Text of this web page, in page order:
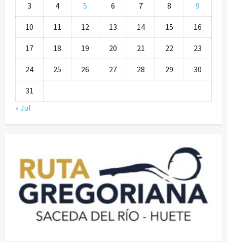
3 4 5 6 7 8 9
10 11 12 13 14 15 16
17 18 19 20 21 22 23
24 25 26 27 28 29 30
31
« Jul